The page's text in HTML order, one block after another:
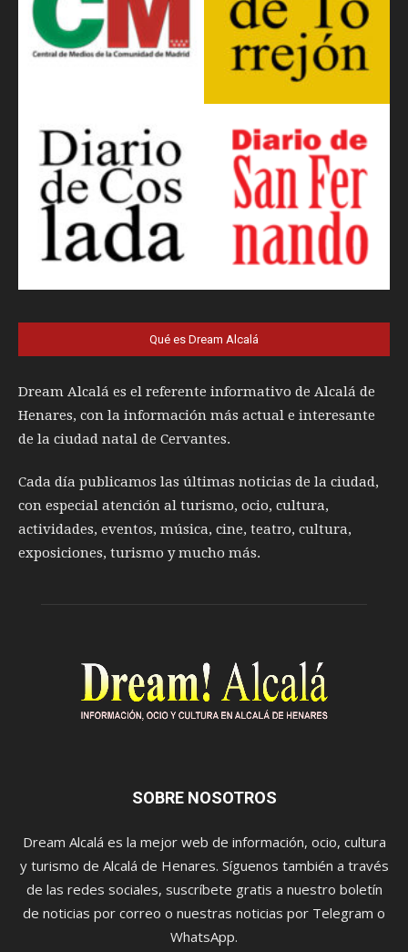
Qué es Dream Alcalá
Dream Alcalá es el referente informativo de Alcalá de
Henares, con la información más actual e interesante
de la ciudad natal de Cervantes.
Cada día publicamos las últimas noticias de la ciudad,
con especial atención al turismo, ocio, cultura,
actividades, eventos, música, cine, teatro, cultura,
exposiciones, turismo y mucho más.
SOBRE NOSOTROS
Dream Alcalá es la mejor web de información, ocio, cultura
y turismo de Alcalá de Henares. Síguenos también a través
de las redes sociales, suscríbete gratis a nuestro boletín
de noticias por correo o nuestras noticias por Telegram o
WhatsApp.